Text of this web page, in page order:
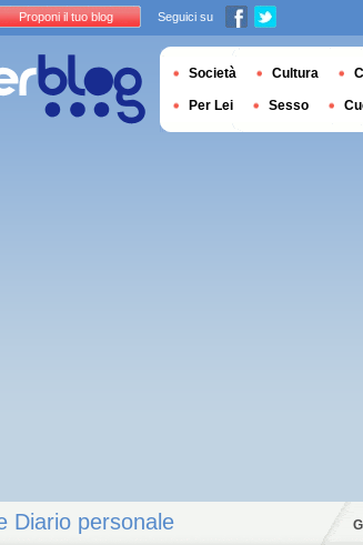
Diario personale
Proponi il tuo blog Seguici su
Società Cultura
Per Lei Sesso